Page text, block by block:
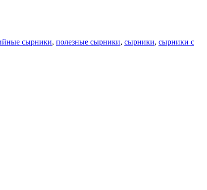
сырники, полезные сырники, сырники, сырники с